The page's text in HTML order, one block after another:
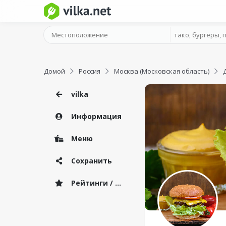
Домой Россия Москва (Московская область)
vilka
Информация
Меню
Сохранить
Рейтинги / Отзывы